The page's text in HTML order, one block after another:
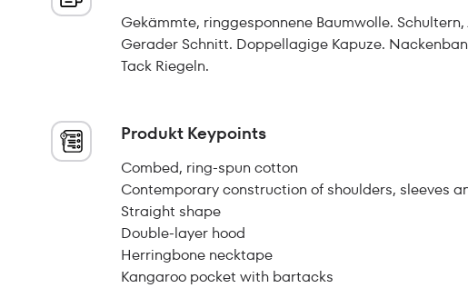
Gekämmte, ringgesponnene Baumwolle.
Gerader Schnitt. Doppellagige Kapuze.
Tack Riegeln.
Produkt Keypoints
Combed, ring-spun cotton
Contemporary construction of shoulders, sleeves
Straight shape
Double-layer hood
Herringbone necktape
Kangaroo pocket with bartacks